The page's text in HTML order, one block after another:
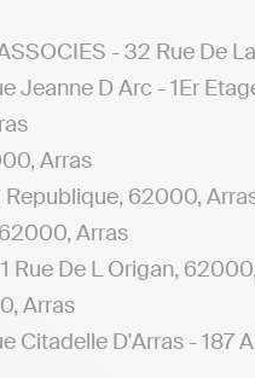
- 32 Rue De
Jeanne D Arc - 1Er
Arras
Republique, 62000,
Arras
Rue De L Origan,
Arras
Citadelle D'Arras - 187